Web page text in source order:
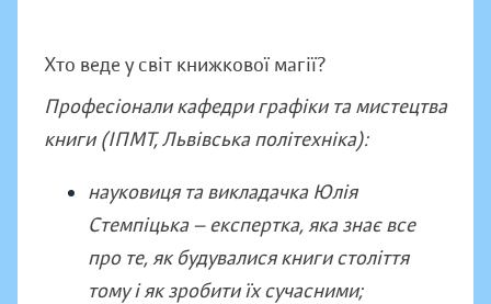
Хто веде у світ книжкової магії?
Професіонали кафедри графіки та мистецтва
книги (ІПМТ, Львівська політехніка):
науковиця та викладачка Юлія
Стемпіцька — експертка, яка знає все
про те, як будувалися книги століття
тому і як зробити їх сучасними;